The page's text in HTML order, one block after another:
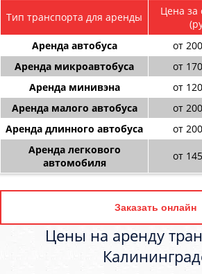
Тип транспорта для аренды
Цена за
Аренда автобуса
от
Аренда микроавтобуса
от
Аренда минивэна
от
Аренда малого автобуса
от
Аренда длинного автобуса
от
Аренда легкового
автомобиля
от
Заказать онлайн
Цены на аренду